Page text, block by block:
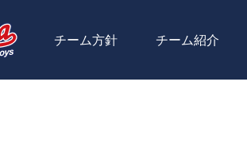
チーム方針 チーム紹介